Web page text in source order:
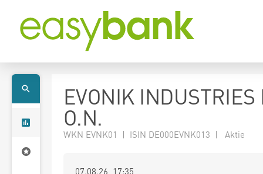
EVONIK INDUSTRIES
O.N.
WKN EVNK01 | ISIN DE000EVNK013 | Aktie
07.08.26 17:35